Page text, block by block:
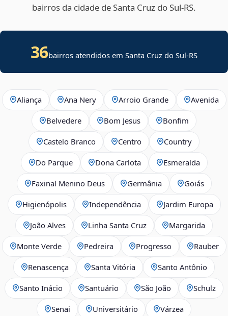
bairros da cidade de Santa Cruz do Sul‑RS.
36bairros atendidos em Santa Cruz do Sul-RS
Aliança Ana Nery Arroio Grande Avenida
Belvedere Bom Jesus Bonfim
Castelo Branco Centro Country
Do Parque Dona Carlota Esmeralda
Faxinal Menino Deus Germânia Goiás
Higienópolis Independência Jardim Europa
João Alves Linha Santa Cruz Margarida
Monte Verde Pedreira Progresso Rauber
Renascença Santa Vitória Santo Antônio
Santo Inácio Santuário São João Schulz
Senai Universitário Várzea